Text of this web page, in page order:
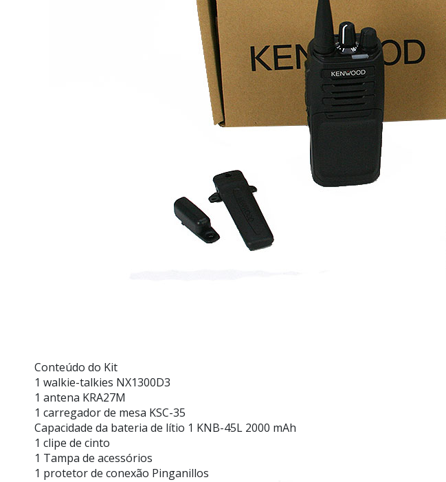
Conteúdo do Kit
1 walkie-talkies NX1300D3
1 antena KRA27M
1 carregador de mesa KSC-35
Capacidade da bateria de lítio 1 KNB-45L 2000 mAh
1 clipe de cinto
1 Tampa de acessórios
1 protetor de conexão Pinganillos